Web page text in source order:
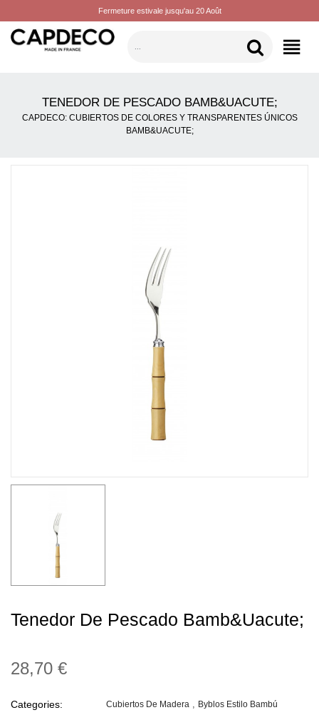
Fermeture estivale jusqu'au 20 Août
CATEGORÍAS
TENEDOR DE PESCADO BAMB&UACUTE;
CAPDECO: CUBIERTOS DE COLORES Y TRANSPARENTES ÚNICOS
BAMB&UACUTE;
Tenedor De Pescado Bamb&uacute;
28,70 €
Categories: Cubiertos De Madera Byblos Estilo Bambú